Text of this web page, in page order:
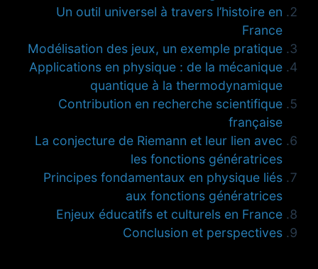
Un outil universel à travers l’histoire en
France
Modélisation des jeux, un exemple pratique
Applications en physique : de la mécanique
quantique à la thermodynamique
Contribution en recherche scientifique
française
La conjecture de Riemann et leur lien avec
les fonctions génératrices
Principes fondamentaux en physique liés
aux fonctions génératrices
Enjeux éducatifs et culturels en France
Conclusion et perspectives